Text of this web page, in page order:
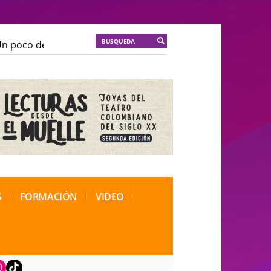
poco de locura para la cordura
de Teatro Rosa
FORMACIÓN VIDEO
TikTok